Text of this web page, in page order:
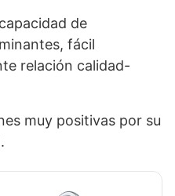
de
fácil
relación calidad-
muy positivas por su